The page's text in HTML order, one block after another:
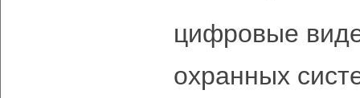
цифровые
охранных